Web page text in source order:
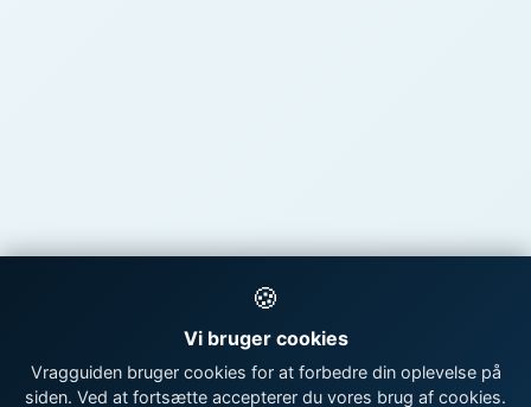
🍪
Vi bruger cookies
Vragguiden bruger cookies for at forbedre din oplevelse på
siden. Ved at fortsætte accepterer du vores brug af cookies.